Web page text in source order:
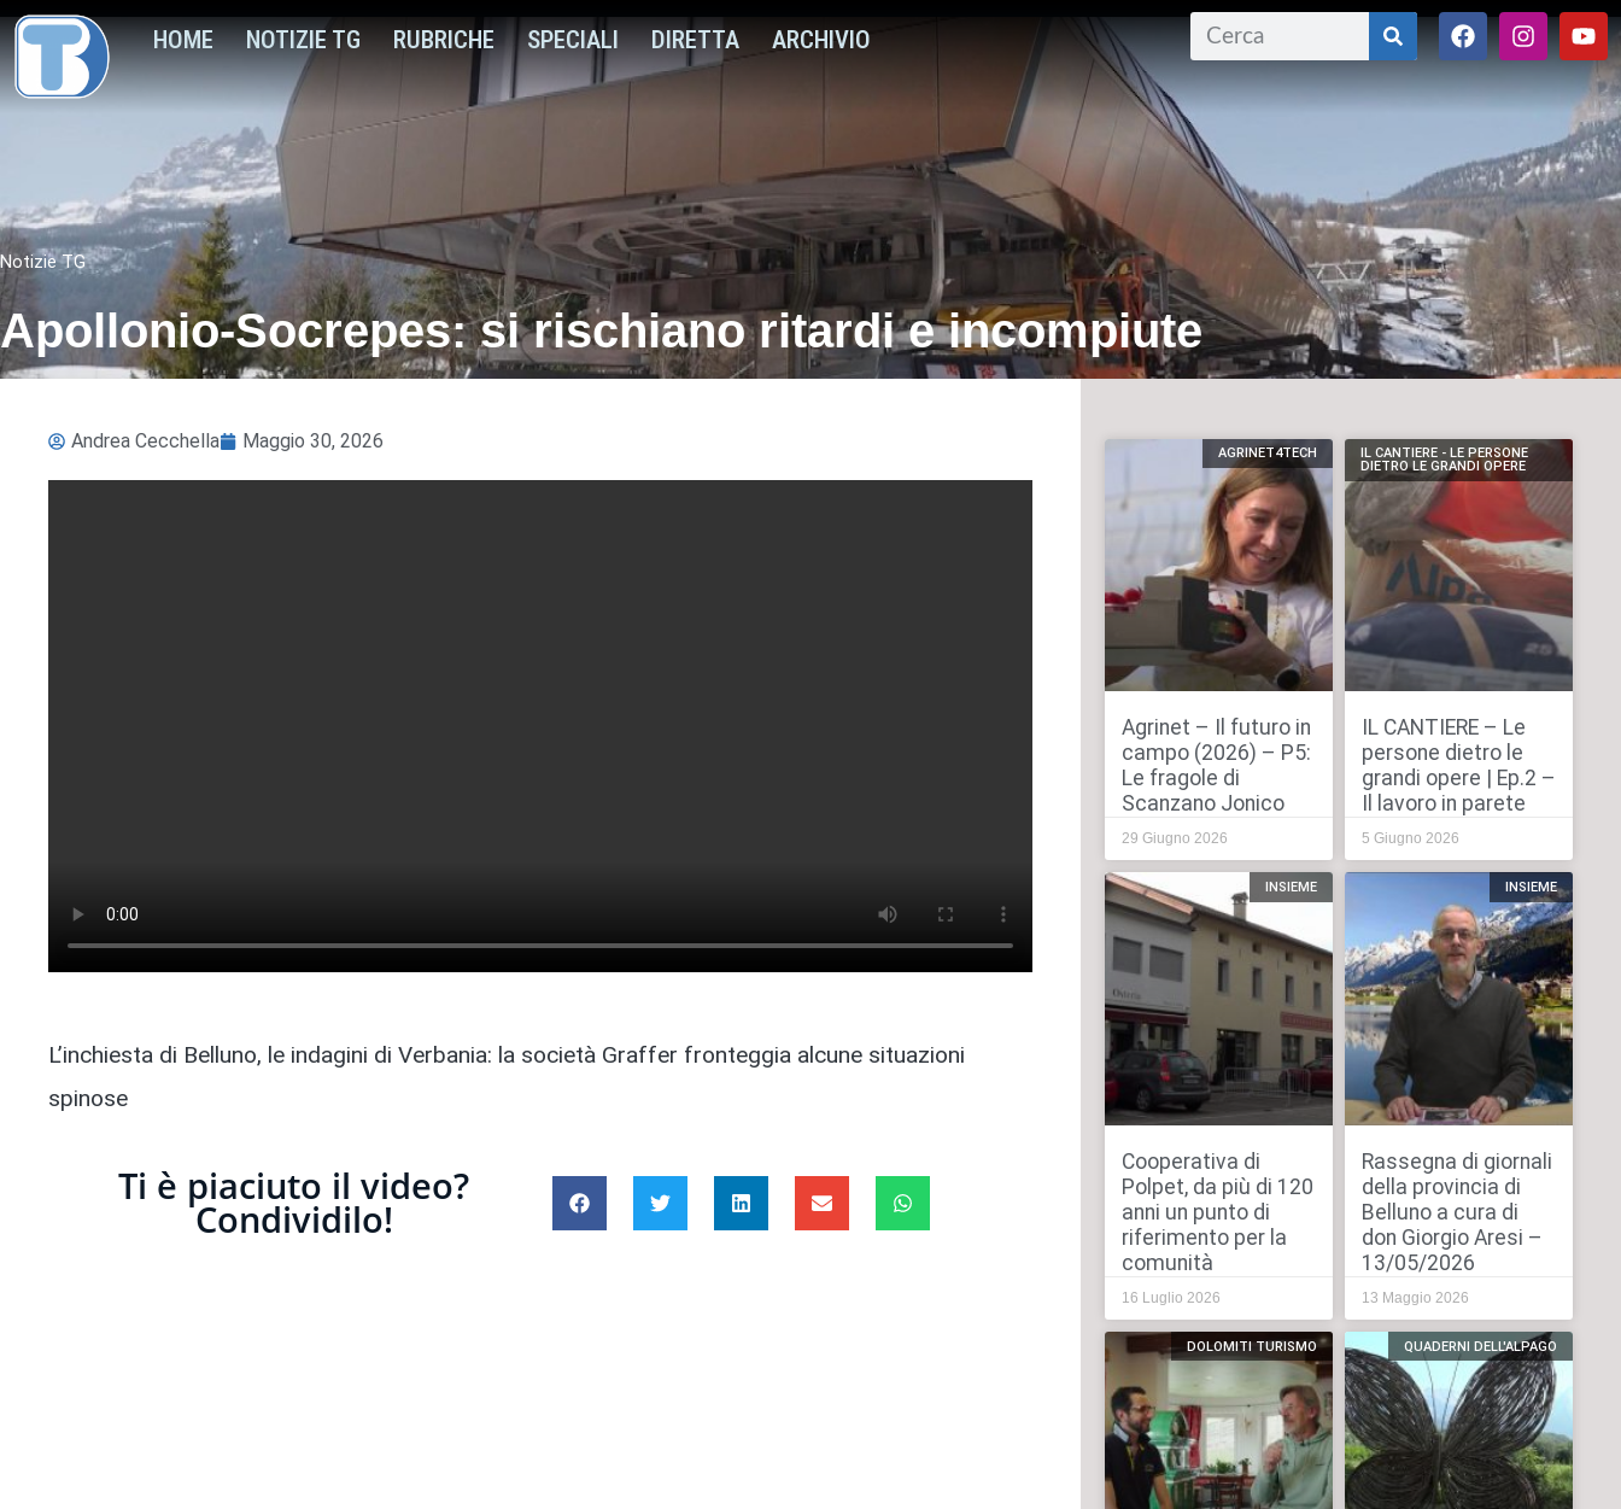
HOME NOTIZIE TG RUBRICHE SPECIALI DIRETTA ARCHIVIO
Notizie TG
Apollonio-Socrepes: si rischiano ritardi e incompiute
Andrea Cecchella Maggio 30, 2026
L’inchiesta di Belluno, le indagini di Verbania: la società Graffer fronteggia alcune situazioni
spinose
Ti è piaciuto il video?
Condividilo!
AGRINET4TECH
Agrinet – Il futuro in
campo (2026) – P5:
Le fragole di
Scanzano Jonico
29 Giugno 2026
IL CANTIERE - LE PERSONE
DIETRO LE GRANDI OPERE
IL CANTIERE – Le
persone dietro le
grandi opere | Ep.2 –
Il lavoro in parete
5 Giugno 2026
INSIEME
Cooperativa di
Polpet, da più di 120
anni un punto di
riferimento per la
comunità
16 Luglio 2026
INSIEME
Rassegna di giornali
della provincia di
Belluno a cura di
don Giorgio Aresi –
13/05/2026
13 Maggio 2026
DOLOMITI TURISMO QUADERNI DELL'ALPAGO